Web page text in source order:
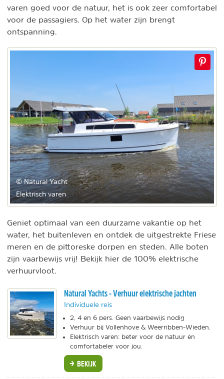
varen goed voor de natuur, het is ook zeer comfortabel
voor de passagiers. Op het water zijn brengt
ontspanning.
© Natural Yacht
Elektrisch varen
Geniet optimaal van een duurzame vakantie op het
water, het buitenleven en ontdek de uitgestrekte Friese
meren en de pittoreske dorpen en steden. Alle boten
zijn vaarbewijs vrij! Bekijk hier de 100% elektrische
verhuurvloot.
Natural Yachts - Verhuur elektrische jachten
Individuele reis
2, 4 en 6 pers. Geen vaarbewijs nodig
Verhuur bij Vollenhove & Weerribben-Wieden.
Elektrisch varen: beter voor de natuur én
comfortabeler voor jou.
BEKIJK